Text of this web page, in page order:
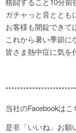
お客様も開錠できて
これから暑い季節に
皆さま熱中症に気を
当社のFacebookは
是非「いいね」お願